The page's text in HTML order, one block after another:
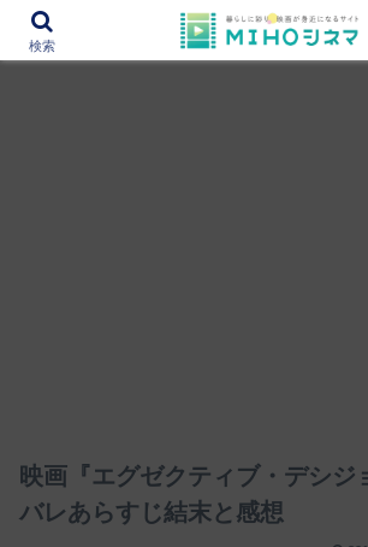
12000作品を紹介！あなたの映画図書館『
映画『エグゼクティブ・デシジ
バレあらすじ結末と感想
検索